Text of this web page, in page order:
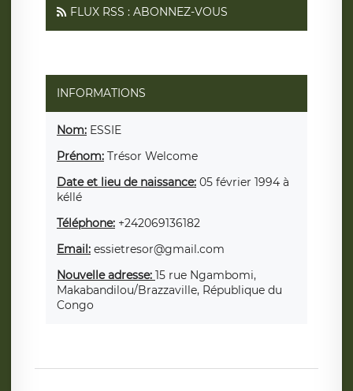
FLUX RSS : ABONNEZ-VOUS
INFORMATIONS
Nom: ESSIE
Prénom: Trésor Welcome
Date et lieu de naissance: 05 février 1994 à
kéllé
Téléphone: +242069136182
Email: essietresor@gmail.com
Nouvelle adresse: 15 rue Ngambomi,
Makabandilou/Brazzaville, République du
Congo